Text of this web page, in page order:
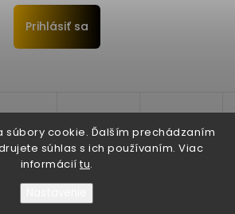
súbory cookie. Ďalším prechádzaním
súhlas s ich používaním. Viac
informácií tu.
Prihlásiť sa